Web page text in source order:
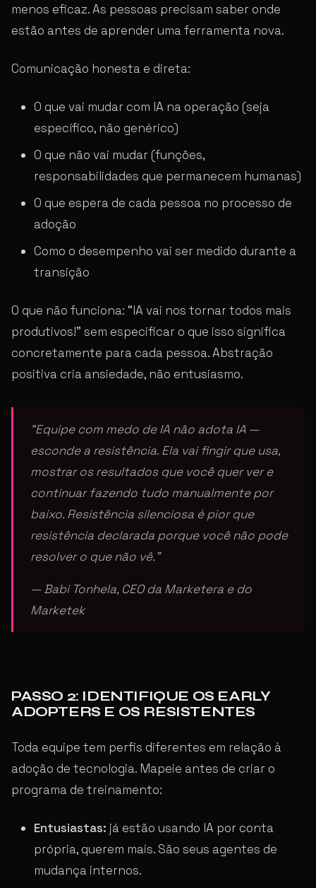
menos eficaz. As pessoas precisam saber onde
estão antes de aprender uma ferramenta nova.
Comunicação honesta e direta:
O que vai mudar com IA na operação (seja
específico, não genérico)
O que não vai mudar (funções,
responsabilidades que permanecem humanas)
O que espera de cada pessoa no processo de
adoção
Como o desempenho vai ser medido durante a
transição
O que não funciona: “IA vai nos tornar todos mais
produtivos!” sem especificar o que isso significa
concretamente para cada pessoa. Abstração
positiva cria ansiedade, não entusiasmo.
“Equipe com medo de IA não adota IA —
esconde a resistência. Ela vai fingir que usa,
mostrar os resultados que você quer ver e
continuar fazendo tudo manualmente por
baixo. Resistência silenciosa é pior que
resistência declarada porque você não pode
resolver o que não vê.”
— Babi Tonhela, CEO da Marketera e do
Marketek
PASSO 2: IDENTIFIQUE OS EARLY
ADOPTERS E OS RESISTENTES
Toda equipe tem perfis diferentes em relação à
adoção de tecnologia. Mapeie antes de criar o
programa de treinamento:
Entusiastas: já estão usando IA por conta
própria, querem mais. São seus agentes de
mudança internos.